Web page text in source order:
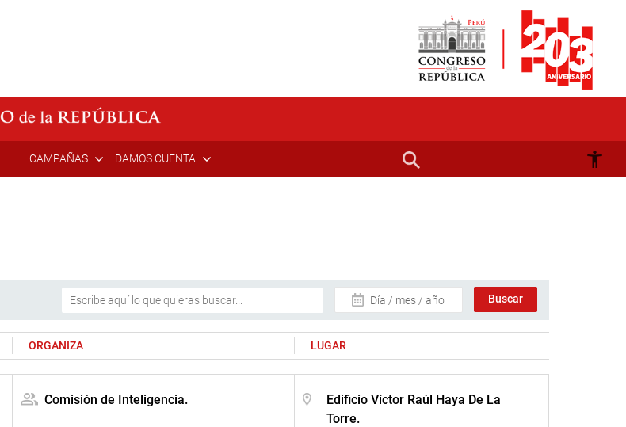
CAMPAÑAS DAMOS CUENTA
Día / mes / año
ORGANIZA LUGAR
Comisión de Inteligencia.
Edificio Víctor Raúl Haya De La
Torre.